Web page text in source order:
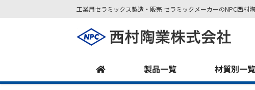
工業用セラミックス製造・販売 セラミックメーカーのNPC西村
製品一覧 材質別一覧